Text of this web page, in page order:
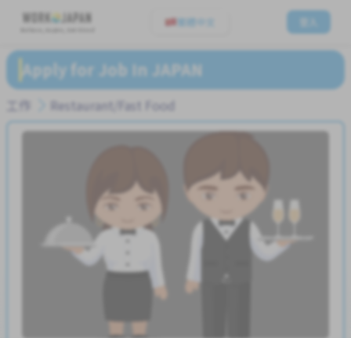
繁體中文
Apply for Job In JAPAN
工作 Restaurant/Fast Food